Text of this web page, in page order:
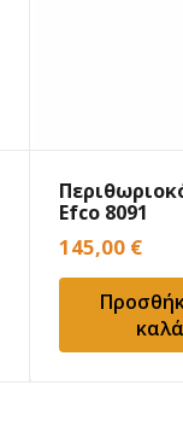
Efco 8091
145,00 €